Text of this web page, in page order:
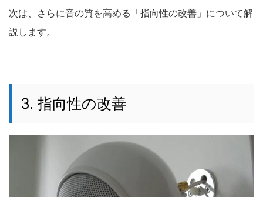
次は、さらに音の質を高める「指向性の改善」について解
説します。
3. 指向性の改善